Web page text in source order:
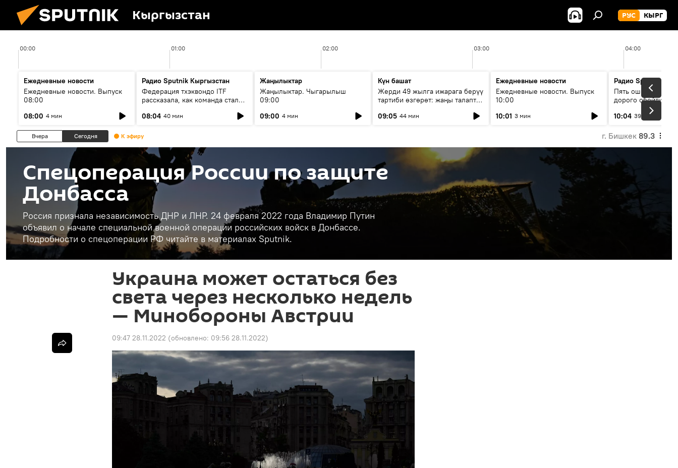
Кыргызстан РУС КЫРГ
00:00 01:00 02:00 03:00 04:00
Ежедневные новости
Ежедневные новости. Выпуск
08:00
08:00 4 мин
Радио Sputnik Кыргызстан
Федерация тхэквондо ITF
рассказала, как команда стала
08:04 40 мин
Жаңылыктар
Жаңылыктар. Чыгарылыш
09:00
09:00 4 мин
Күн башат
Жерди 49 жылга ижарага берүү
тартиби өзгөрөт: жаңы талаптар
09:05 44 мин
Ежедневные новости
Ежедневные новости. Выпуск
10:00
10:01 3 мин
Радио Sputnik
Пять ошибок
дорого обойтись
10:04 39 мин
Вчера Сегодня К эфиру г. Бишкек 89.3
Спецоперация России по защите
Донбасса
Россия признала независимость ДНР и ЛНР. 24 февраля 2022 года Владимир Путин
объявил о начале специальной военной операции российских войск в Донбассе.
Подробности о спецоперации РФ читайте в материалах Sputnik.
Украина может остаться без
света через несколько недель
— Минобороны Австрии
09:47 28.11.2022 (обновлено: 09:56 28.11.2022)